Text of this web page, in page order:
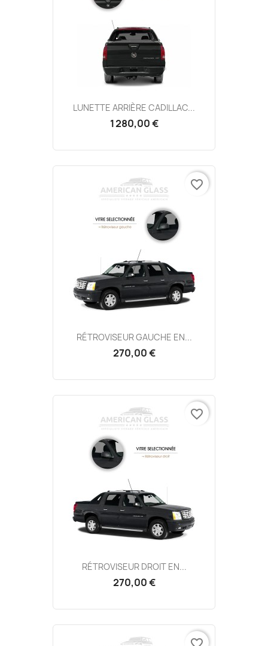
LUNETTE ARRIÈRE CADILLAC...
1 280,00 €
RÉTROVISEUR GAUCHE EN...
270,00 €
favorite_border
RÉTROVISEUR DROIT EN...
270,00 €
favorite_border